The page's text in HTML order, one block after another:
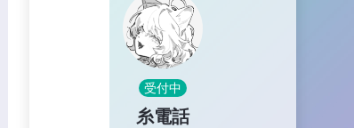
受付中
糸電話